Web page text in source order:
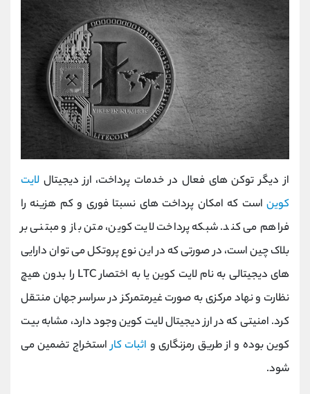
از دیگر توکن های فعال در خدمات پرداخت، ارز دیجیتال لایت
کوین است که امکان پرداخت های نسبتا فوری و کم هزینه را
فراهم می کند. شبکه پرداخت لایت کوین، متن باز و مبتنی بر
بلاک چین است، در صورتی که در این نوع پروتکل می توان دارایی
های دیجیتالی به نام لایت کوین یا به اختصار LTC را بدون هیچ
نظارت و نهاد مرکزی به صورت غیرمتمرکز در سراسر جهان منتقل
کرد. امنیتی که در ارز دیجیتال لایت کوین وجود دارد، مشابه بیت
کوین بوده و از طریق رمزنگاری و اثبات کاراستخراج تضمین می
شود.